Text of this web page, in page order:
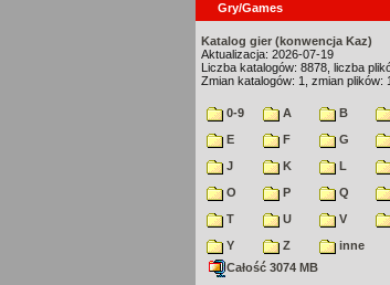
Gry/Games
Katalog gier (konwencja Kaz)
Aktualizacja: 2026-07-19
Liczba katalogów: 8878, liczba
Zmian katalogów: 1, zmian plików: 1
0-9 A B
E
F G
J
K L
O
P Q
T
U V
Y
Z
inne
Całość 3074 MB